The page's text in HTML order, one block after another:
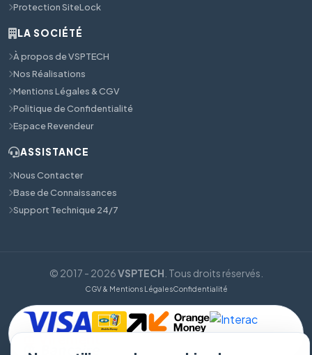
Protection SiteLock
LA SOCIÉTÉ
À propos de VSPTECH
Nos Réalisations
Mentions Légales & CGV
Politique de Confidentialité
Espace Revendeur
ASSISTANCE
Nous Contacter
Base de Connaissances
Support Technique 24/7
© 2017 - 2026VSPTECH . Tous droits réservés.
CGV & Mentions LégalesConfidentialité